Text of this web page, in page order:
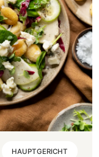
HAUPTGERICHT